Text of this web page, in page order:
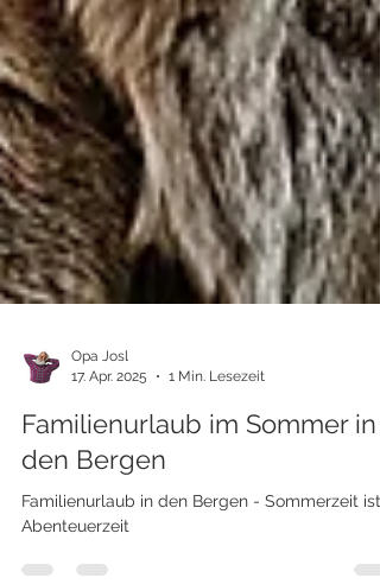
17. Apr. 2025
1 Min. Lesezeit
Familienurlaub im Sommer in
den Bergen
Abenteuerzeit